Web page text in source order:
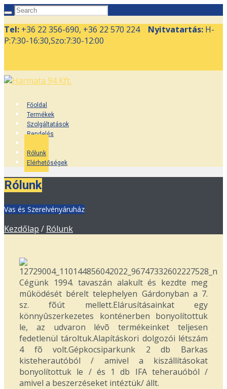
Tel: +36 22 356-690, +36 22 570 224 Nyitvatartás: H-
P:7:30-16:30,Szo:7:30-12:00
Főoldal
Termékek
Szolgáltatások
Rendelés
Rólunk
Elérhetőségek
Rólunk
Vas és Szerelvényáruház
Kezdőlap / Rólunk
Cégünk 1994. tavaszán alakult és kezdte meg
mûködését bérelt telephelyen Gárdonyban a 7.
sz. fõút mellett.Elárusításainkat egy
könnyûszerkezetes konténerben bonyolítottuk
le, az udvaron lévõ termékeinket teljesen
fedetlenül tároltuk.Alapításkori dolgozói létszám
4 fõ volt.Gépkocsiparkunk 2 db Barkas
kisteherautóból / amivel a kiszállításokat
bonyolítottuk le / és 1 db IFA teherauóból /
amivel a beszerzéseket intéztük/ állt.